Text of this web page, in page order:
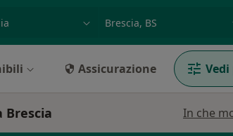
Assicurazione
Brescia In che